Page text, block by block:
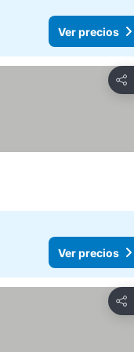
Ver precios
Ver precios